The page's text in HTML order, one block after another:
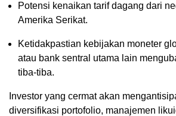
Potensi kenaikan tarif dagang dari
Amerika Serikat.
Ketidakpastian kebijakan moneter
atau bank sentral utama lain
tiba-tiba.
Investor yang cermat akan
diversifikasi portofolio, manajemen